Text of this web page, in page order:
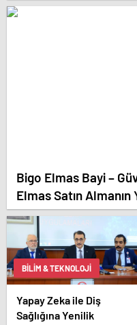
Bigo Elmas Bayi –
Elmas Satın Almanın
BILIM & TEKNOLOJI
Yapay Zeka ile Diş
Sağlığına Yenilik